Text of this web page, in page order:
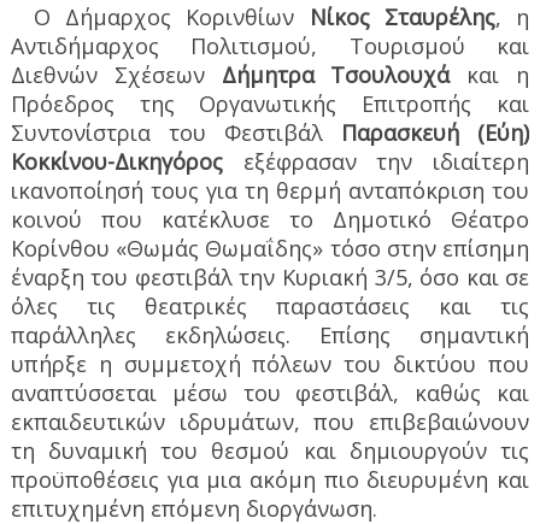
Ο Δήμαρχος Κορινθίων
Νίκος Σταυρέλης, η
Αντιδήμαρχος Πολιτισμού, Τουρισμού και
Διεθνών Σχέσεων Δήμητρα Τσουλουχάκαι η
Πρόεδρος της Οργανωτικής Επιτροπής και
Συντονίστρια του Φεστιβάλ Παρασκευή (Εύη)
Κοκκίνου-Δικηγόροςεξέφρασαν την ιδιαίτερη
ικανοποίησή τους για τη θερμή ανταπόκριση του
κοινού που κατέκλυσε το Δημοτικό Θέατρο
Κορίνθου «Θωμάς Θωμαΐδης» τόσο στην επίσημη
έναρξη του φεστιβάλ την Κυριακή 3/5, όσο και σε
όλες τις θεατρικές παραστάσεις και τις
παράλληλες εκδηλώσεις. Επίσης σημαντική
υπήρξε η συμμετοχή πόλεων του δικτύου που
αναπτύσσεται μέσω του φεστιβάλ, καθώς και
εκπαιδευτικών ιδρυμάτων, που επιβεβαιώνουν
τη δυναμική του θεσμού και δημιουργούν τις
προϋποθέσεις για μια ακόμη πιο διευρυμένη και
επιτυχημένη επόμενη διοργάνωση.